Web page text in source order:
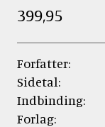
399,95
Forfatter:
Sidetal:
Indbinding:
Forlag: